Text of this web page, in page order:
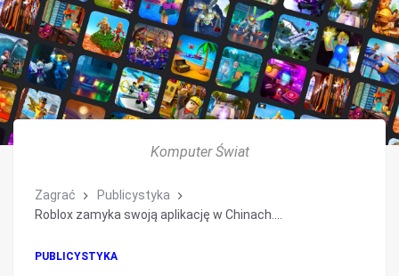
Komputer Świat
Zagrać
Publicystyka
Roblox zamyka swoją aplikację w Chinach....
PUBLICYSTYKA